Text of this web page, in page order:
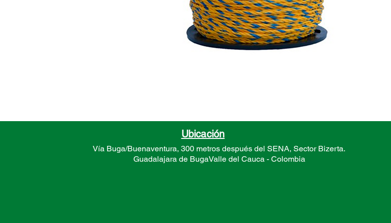
Ubicación
Vía Buga/Buenaventura, 300 metros después del SENA, Sector Bizerta.
Guadalajara de BugaValle del Cauca - Colombia